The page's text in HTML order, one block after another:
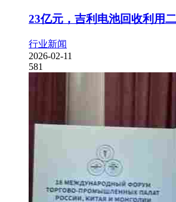
23亿元，吉利电池回收利用
行业新闻
2026-02-11
581